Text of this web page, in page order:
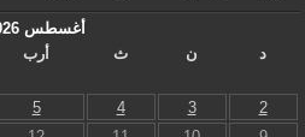
أغسطس 2026
د
ن ث أرب
2
3
4
5